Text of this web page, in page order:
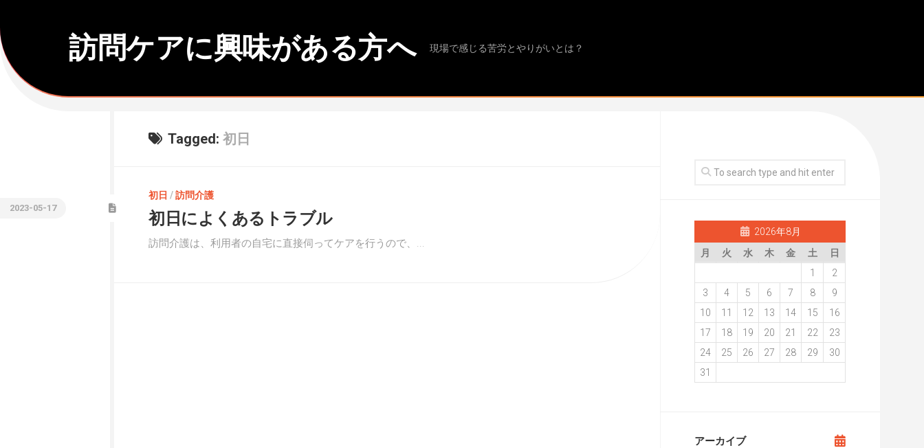
content
訪問ケアに興味がある方へ 現場で感じる苦労とやりがいとは？
Tagged: 初日
初日 /訪問介護
初日によくあるトラブル
訪問介護は、利用者の自宅に直接伺ってケアを行うので、...
2023-05-17
2026年8月
月
火 水 木 金 土
日
1
2
3
4 5 6 7 8
9
10
11 12 13 14 15
16
17
18 19 20 21 22
23
24
25 26 27 28 29
30
31
アーカイブ